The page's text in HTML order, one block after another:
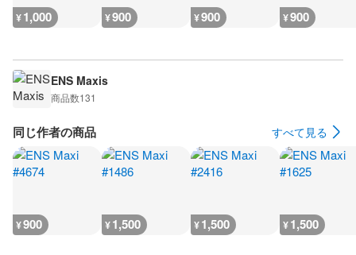
¥1,000 ¥900 ¥900 ¥900
ENS Maxis
商品数131
同じ作者の商品 すべて見る
¥900 ¥1,500 ¥1,500 ¥1,500